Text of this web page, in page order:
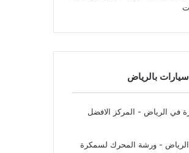
بالرياض
في الرياض - المركز الافضل
- ورشة المحرك لسمكرة